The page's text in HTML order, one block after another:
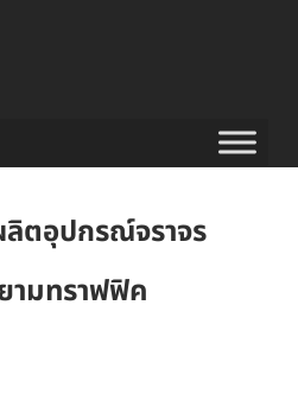
ตอุปกรณ์จราจร
ามทราฟฟิค